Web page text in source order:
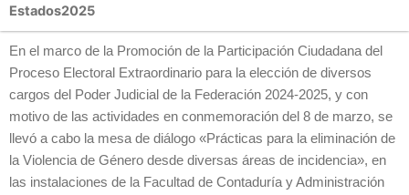
Estados2025
En el marco de la Promoción de la Participación Ciudadana del
Proceso Electoral Extraordinario para la elección de diversos
cargos del Poder Judicial de la Federación 2024-2025, y con
motivo de las actividades en conmemoración del 8 de marzo, se
llevó a cabo la mesa de diálogo «Prácticas para la eliminación de
la Violencia de Género desde diversas áreas de incidencia», en
las instalaciones de la Facultad de Contaduría y Administración